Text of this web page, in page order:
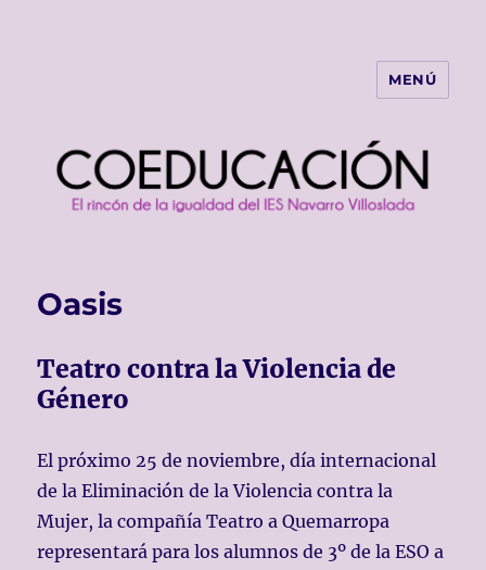
MENÚ
Oasis
Teatro contra la Violencia de
Género
El próximo 25 de noviembre, día internacional
de la Eliminación de la Violencia contra la
Mujer, la compañía Teatro a Quemarropa
representará para los alumnos de 3º de la ESO a